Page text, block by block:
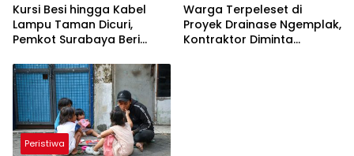
Kursi Besi hingga Kabel
Lampu Taman Dicuri,
Pemkot Surabaya Beri
Warga Terpeleset di
Proyek Drainase Ngemplak,
Kontraktor Diminta
Peristiwa